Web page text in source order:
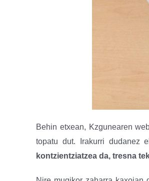
Behin etxean, Kzgunearen
topatu dut. Irakurri dudanez
kontzientziatzea da, tresna